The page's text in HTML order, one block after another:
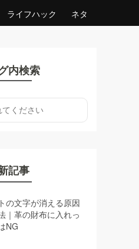
ライフハック ネタ
内検索
記事
の文字が消える原因
｜革の財布に入れっ
NG